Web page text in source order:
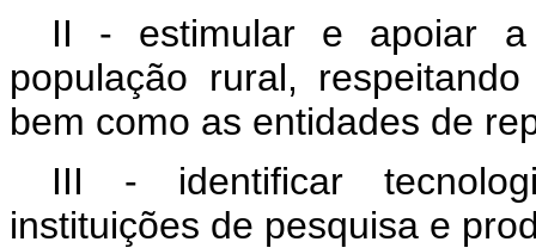
II - estimular e apoiar a
população rural,
bem como as entidades de
III - identificar
instituições de pesquisa e